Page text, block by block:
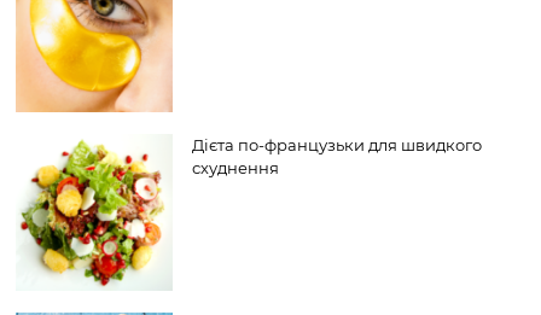
Дієта по-французьки для швидкого
схуднення